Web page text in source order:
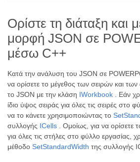
Ορίστε τη διάταξη και
μορφή JSON σε
μέσω C++
Κατά την ανάλυση του JSON σε
να ορίσετε το μέγεθος των σειρών και
το JSON με την κλάση IWorkbook . Εάν
ίδιο ύψος σειράς για όλες τις σειρές στο
να το κάνετε χρησιμοποιώντας το
συλλογής ICells . Ομοίως, για να ορίσετε
για όλες τις στήλες στο φύλλο εργασίας,
μέθοδο SetStandardWidth της συλλογής